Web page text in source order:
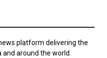
platform delivering the
around the world.